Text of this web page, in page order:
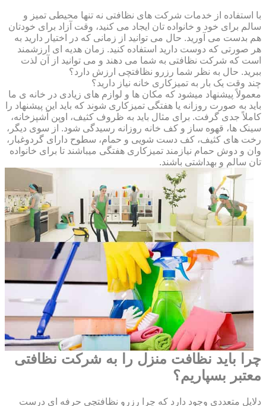
با استفاده از خدمات شرکت های نظافتی نه تنها محیطی تمیز و
سالم برای خود و خانواده تان ایجاد می کنید، وقت آزاد برای خودتان
هم بدست می آورید. حال می توانید از زمانی که در اختیار دارید به
هر صورتی که دوست دارید استفاده کنید. زمان هدیه ای ارزشمند
است که شرکت نظافتی به شما می دهند و می توانید از آن لذت
ببرید. حال به نظر شما رزرو نظافتچی ارزش دارد؟
چند وقت یک بار به تمیزکاری خانه نیاز دارید؟
معمولاً پیشنهاد میشود که مکان ها و لوازم های زیادی در خانه ی ما
باید به صورت روزانه یا هفتگی تمیزکاری شوند که باید این پیشنهاد را
کاملاً جدی گرفت. برای مثال باید به ظروف کثیف، اوپن آشپزخانه،
سینک ها، قهوه ساز و کف خانه روزانه رسیدگی شود. از سوی دیگر،
رخت های کثیف، کف دست شویی و حمام، سطوح دارای گردوغبار،
وان و دوش حمام نیازمند تمیزکاری هفتگی میباشند تا برای خانواده
تان سالم و بهداشتی باشند.
چرا باید نظافت منزل را به شرکت نظافتی
معتبر بسپاریم؟
دلایل متعددی وجود دارد که چرا رزرو نظافتچی حرفه ای درست